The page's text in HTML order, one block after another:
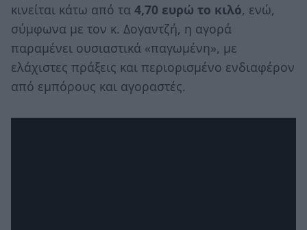
κινείται κάτω από τα 4,70 ευρώ το κιλό, ενώ,
σύμφωνα με τον κ. Δογαντζή, η αγορά
παραμένει ουσιαστικά «παγωμένη», με
ελάχιστες πράξεις και περιορισμένο ενδιαφέρον
από εμπόρους και αγοραστές.